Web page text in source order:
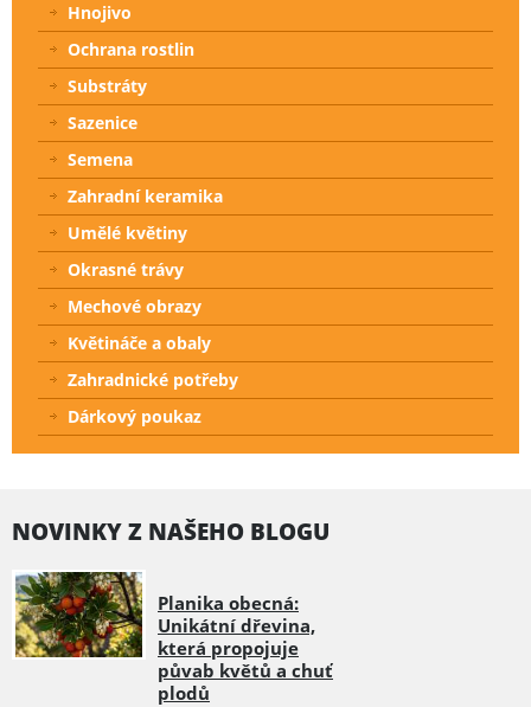
Hnojivo
Ochrana rostlin
Substráty
Sazenice
Semena
Zahradní keramika
Umělé květiny
Okrasné trávy
Mechové obrazy
Květináče a obaly
Zahradnické potřeby
Dárkový poukaz
NOVINKY Z NAŠEHO BLOGU
Planika obecná:
Unikátní dřevina,
která propojuje
půvab květů a chuť
plodů